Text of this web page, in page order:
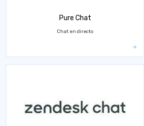
Pure Chat
Chat en directo